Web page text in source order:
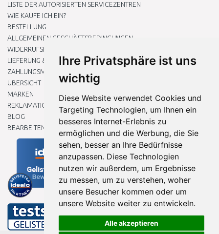
Ihre Privatsphäre ist uns
wichtig
Diese Website verwendet Cookies und
Targeting Technologien, um Ihnen ein
besseres Internet-Erlebnis zu
ermöglichen und die Werbung, die Sie
sehen, besser an Ihre Bedürfnisse
anzupassen. Diese Technologien
nutzen wir außerdem, um Ergebnisse
zu messen, um zu verstehen, woher
unsere Besucher kommen oder um
unsere Website weiter zu entwickeln.
Alle akzeptieren
LISTE DER AUTORISIERTEN SERVICEZENTREN
WIE KAUFE ICH EIN?
BESTELLUNG
ALLGEMEINEN GESCHÄFTSBEDINGUNGEN
WIDERRUFSRECHT
LIEFERUNG & ZAHLUNG
ZAHLUNGSMETHODEN
ÜBERSICHT
MARKEN
REKLAMATIONEN UND RETOUREN
BLOG
BEARBEITEN SIE MEINE COOKIE-EINSTELLUNGEN